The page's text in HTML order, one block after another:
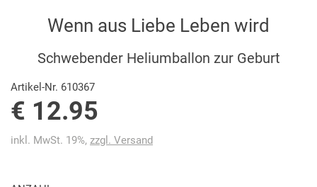
Wenn aus Liebe Leben wird
Schwebender Heliumballon zur Geburt
Artikel-Nr. 610367
€ 12.95
inkl. MwSt. 19%, zzgl. Versand